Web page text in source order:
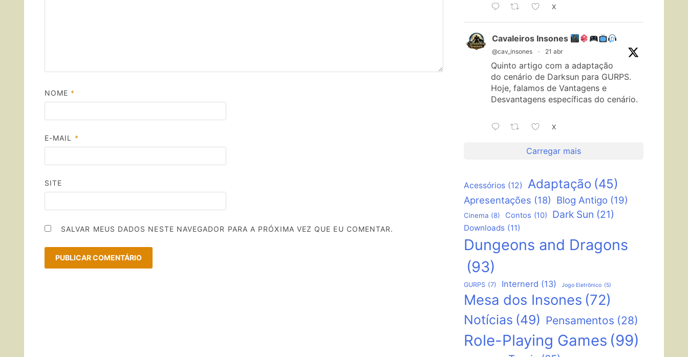
NOME *
E-MAIL *
SITE
SALVAR MEUS DADOS NESTE NAVEGADOR PARA A PRÓXIMA VEZ QUE EU COMENTAR.
X
Cavaleiros Insones
@cav_insones · 21 abr
Quinto artigo com a adaptação
do cenário de Darksun para GURPS.
Hoje, falamos de Vantagens e
Desvantagens específicas do cenário.
X
Carregar mais
Acessórios (12) Adaptação (45)
Apresentações (18) Blog Antigo (19)
Cinema (8) Contos (10) Dark Sun (21)
Downloads (11)
Dungeons and Dragons
(93)
GURPS (7) Internerd (13) Jogo Eletrônico (5)
Mesa dos Insones (72)
Notícias (49) Pensamentos (28)
Role-Playing Games (99)